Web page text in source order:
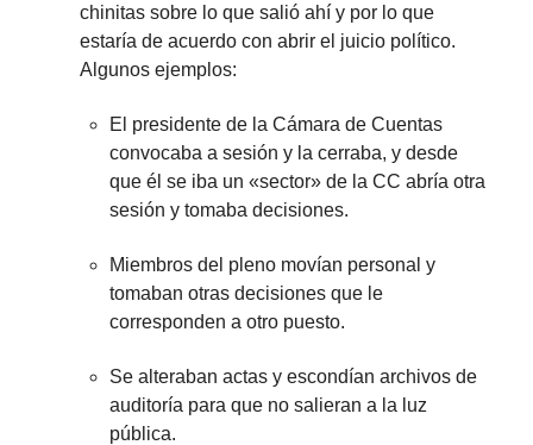
chinitas sobre lo que salió ahí y por lo que
estaría de acuerdo con abrir el juicio político.
Algunos ejemplos:
El presidente de la Cámara de Cuentas
convocaba a sesión y la cerraba, y desde
que él se iba un «sector» de la CC abría otra
sesión y tomaba decisiones.
Miembros del pleno movían personal y
tomaban otras decisiones que le
corresponden a otro puesto.
Se alteraban actas y escondían archivos de
auditoría para que no salieran a la luz
pública.